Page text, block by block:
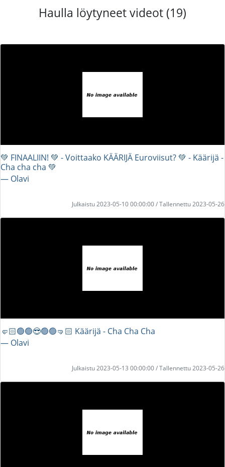
Haulla löytyneet videot (19)
💚 FINAALIIN! 💚 - Voittaako KÄÄRIJÄ Euroviisut? 💚 - Käärijä -
Cha cha cha 💚
― Olavi
Julkaistu 2023-05-10 00:00:00 / Tallennettu 2023-05-26
🤛🏻🟢🟢😎🟢🟢🤜🏻 Käärijä - Cha Cha Cha
― Olavi
Julkaistu 2023-05-13 00:00:00 / Tallennettu 2023-05-26